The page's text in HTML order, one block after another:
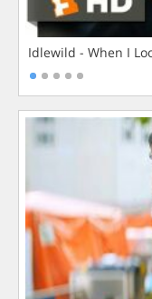
Idlewild - When I